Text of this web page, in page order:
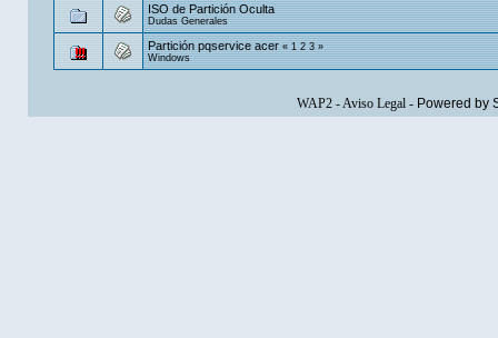
ISO de Partición Oculta
Dudas Generales
Partición pqservice acer «1 2 3»
Windows
WAP2-Aviso Legal- Powered by